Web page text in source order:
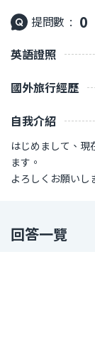
提問數 : 0
英語證照
國外旅行經歷
自我介紹
はじめまして、現
ます。
よろしくお願いし
回答一覽